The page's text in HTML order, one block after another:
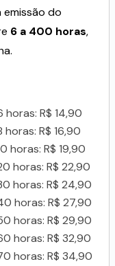
emissão do
6 a 400 horas,
R$ 14,90
R$ 16,90
horas: R$ 19,90
horas: R$ 22,90
horas: R$ 24,90
horas: R$ 27,90
horas: R$ 29,90
horas: R$ 32,90
horas: R$ 34,90